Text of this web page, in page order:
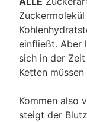
einfließt. Aber
sich in der
Ketten
Kommen also
steigt der